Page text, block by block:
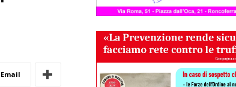
Email